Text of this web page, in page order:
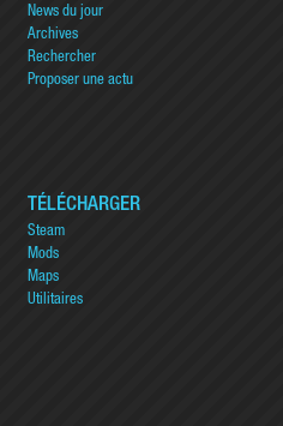
News du jour
Archives
Rechercher
Proposer une actu
TÉLÉCHARGER
Steam
Mods
Maps
Utilitaires